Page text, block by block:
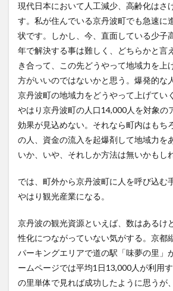
現代日本において人工減少、高齢化はさ
す。私が住んでいる京丹波町でも急速に
状です。しかし、今、直面している少子
年で解決する事は難しく、どちらかと言
き合って、この先どうやって地域力を上
方がいいのではないかと思う。爆発的な
京丹波町の地域力をどうやって上げてい
やはり京丹波町の人口14,000人を対象の
効果が見込めない。それなら町内はもち
の人、資金の流入を起爆剤して地域力を
いか、いや、それしか方法は無いかもし
では、町外から京丹波町に人を呼び込む
やはり観光産業になる。
京丹波の観光資源といえば、数はあるけ
性化につながっていない気がする。京都
パーキングエリアで道の駅「味夢の里」
ームページでは平均1日13,000人が利用
の里単体で見れば成功したように思うが